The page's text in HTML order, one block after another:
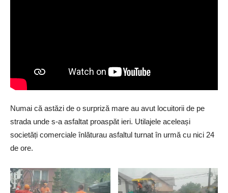
Numai că astăzi de o surpriză mare au avut locuitorii de pe
strada unde s-a asfaltat proaspăt ieri. Utilajele aceleași
societăți comerciale înlăturau asfaltul turnat în urmă cu nici 24
de ore.